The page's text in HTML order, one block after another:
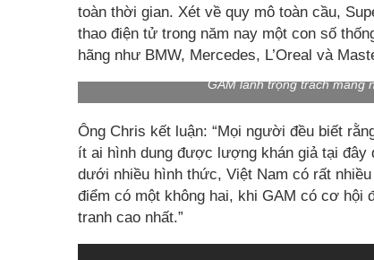
toàn thời gian. Xét về quy mô toàn cầu,
thao điện tử trong năm nay một con số
hãng như BMW, Mercedes, L’Oreal và
GAM lãnh trọng trách mang
Ông Chris kết luận: “Mọi người đều biết
ít ai hình dung được lượng khán giả tại
dưới nhiều hình thức, Việt Nam có rất
điểm có một không hai, khi GAM có cơ hội
tranh cao nhất.”